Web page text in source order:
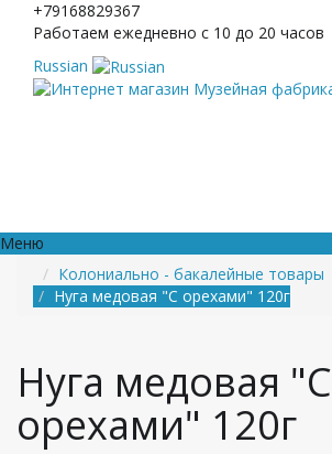
+79168829367
Работаем ежедневно с 10 до 20 часов
Russian
Меню
Колониально - бакалейные товары
Нуга медовая "С орехами" 120г
Нуга медовая "С
орехами" 120г